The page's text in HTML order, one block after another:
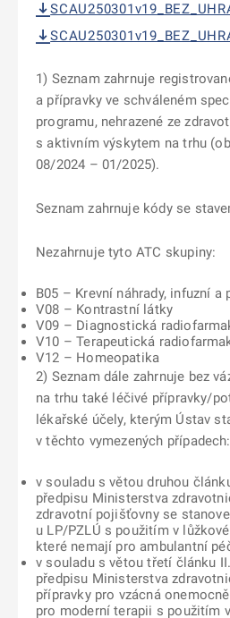
1) Seznam zahrnuje
a přípravky ve schváleném
programu, nehrazené ze
s aktivním výskytem na trhu
08/2024 – 01/2025).
Seznam zahrnuje kódy se
Nezahrnuje tyto ATC skupiny:
B05 – Krevní náhrady, infuzní a
V08 – Kontrastní látky
V09 – Diagnostická
V10 – Terapeutická
V12 – Homeopatika
2) Seznam dále zahrnuje bez
na trhu také léčivé přípravky/
lékařské účely, kterým Ústav
v těchto vymezených případech:
v souladu s větou druhou
předpisu Ministerstva
zdravotní pojišťovny se
u LP/PZLÚ s použitím v
které nemají pro ambulantní
v souladu s větou třetí článku
předpisu Ministerstva
přípravky pro vzácná
pro moderní terapii s použitím